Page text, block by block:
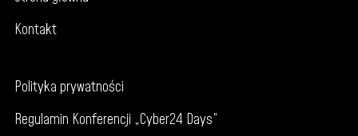
Kontakt
Polityka prywatności
Regulamin Konferencji „Cyber24 Days”